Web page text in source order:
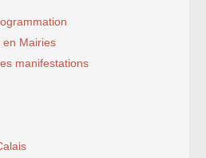
en Mairies
manifestations